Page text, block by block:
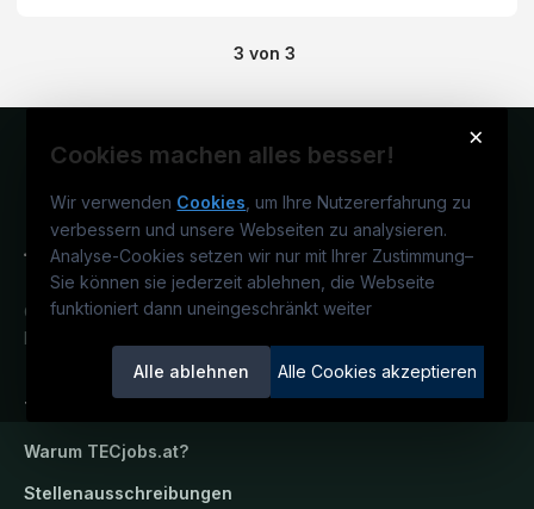
3 von 3
×
Cookies machen alles besser!
Wir verwenden Cookies , um Ihre Nutzererfahrung zu
verbessern und unsere Webseiten zu analysieren.
Analyse-Cookies setzen wir nur mit Ihrer Zustimmung–
Sie können sie jederzeit ablehnen, die Webseite
funktioniert dann uneingeschränkt weiter
Alle ablehnen Alle Cookies akzeptieren
Österreichs technisches Karriereportal.
Ein Service der candidatis GmbH.
TECjobs.at
Warum TECjobs.at?
Stellenausschreibungen